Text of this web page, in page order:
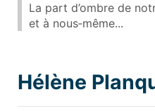
La part d’ombre de
et à nous‑même...
Hélène